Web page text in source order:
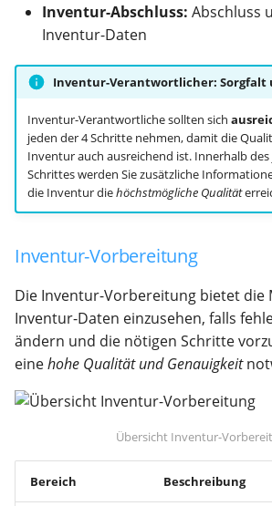
Inventur-Abschluss: Abschluss
Inventur-Daten
Inventur-Verantwortlicher: Sorgfalt
Inventur-Verantwortliche sollten sich
jeden der 4 Schritte nehmen, damit die
Inventur auch ausreichend ist. Innerhalb
Schrittes werden Sie zusätzliche
die Inventur diehöchstmögliche Qualität
Inventur-Vorbereitung
Die Inventur-Vorbereitung bietet die
Inventur-Daten einzusehen, falls
ändern und die nötigen Schritte
einehohe Qualität und Genauigkeit
Übersicht Inventur-
Bereich Beschreibung